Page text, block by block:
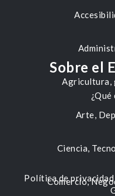
Agricultura,
Arte,
Ciencia,
Comercio,
Sobre el
¿Qué
Política de privacidad